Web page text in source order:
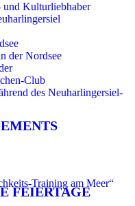
Kulturliebhaber
der Nordsee
Club
des Neuharlingersiel-
Training am Meer“
FEIERTAGE